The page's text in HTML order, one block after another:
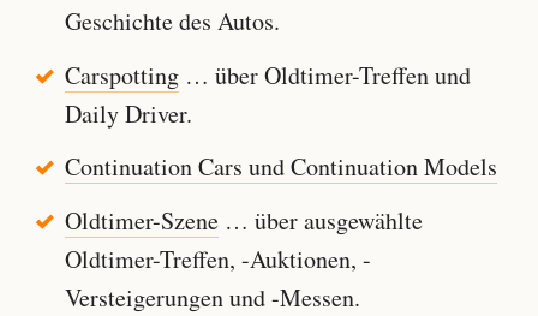
Geschichte des Autos.
Carspotting… über Oldtimer-Treffen und
Daily Driver.
Continuation Cars und Continuation Models
Oldtimer-Szene… über ausgewählte
Oldtimer-Treffen, -Auktionen, -
Versteigerungen und -Messen.